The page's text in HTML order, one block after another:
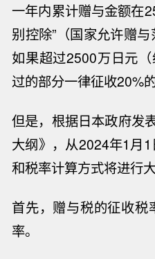
一年内累计赠与金额在
别控除”（国家允许赠与
如果超过2500万日元（
过的部分一律征收20%
但是，根据日本政府发
大纲》，从2024年1月 1
和税率计算方式将进行大
首先， 赠与税的征收税
率。